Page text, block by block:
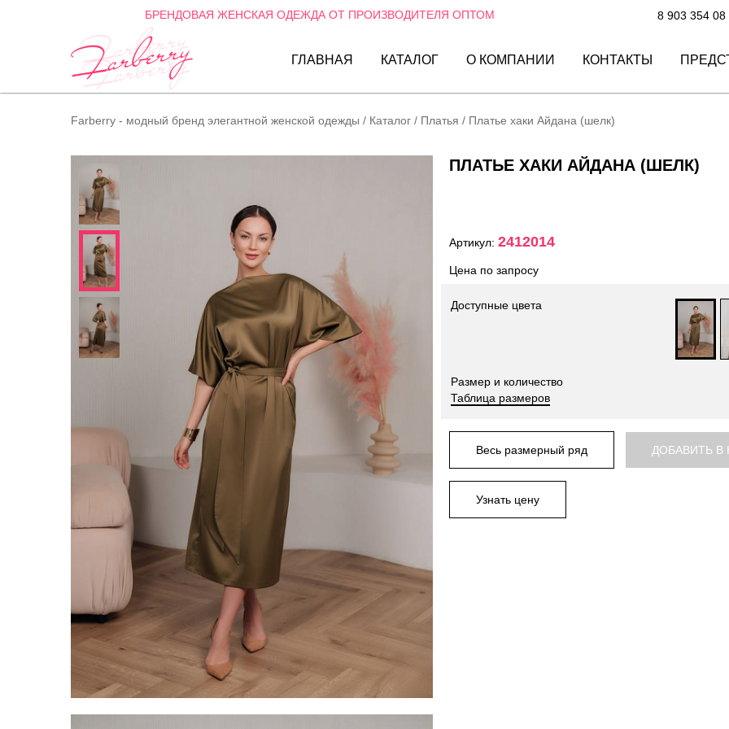
БРЕНДОВАЯ ЖЕНСКАЯ ОДЕЖДА ОТ ПРОИЗВОДИТЕЛЯ ОПТОМ 8 903 354 08
ГЛАВНАЯ КАТАЛОГ О КОМПАНИИ КОНТАКТЫ
Farberry - модный бренд элегантной женской одежды / Каталог / Платья / Платье хаки Айдана (шелк)
ПЛАТЬЕ ХАКИ АЙДАНА (ШЕЛК)
Артикул: 2412014
Цена по запросу
Доступные цвета
Размер и количество
Таблица размеров
Весь размерный ряд ДОБАВИТЬ В
Узнать цену